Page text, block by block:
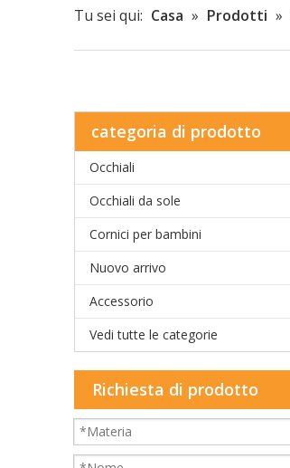
Tu sei qui: Casa » Prodotti »
categoria di prodotto
Occhiali
Occhiali da sole
Cornici per bambini
Nuovo arrivo
Accessorio
Vedi tutte le categorie
Richiesta di prodotto